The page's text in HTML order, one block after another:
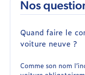
Nos
Quand faire le
voiture neuve ?
Comme son nom